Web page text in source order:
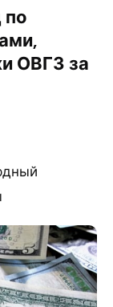
по
ОВГЗ за